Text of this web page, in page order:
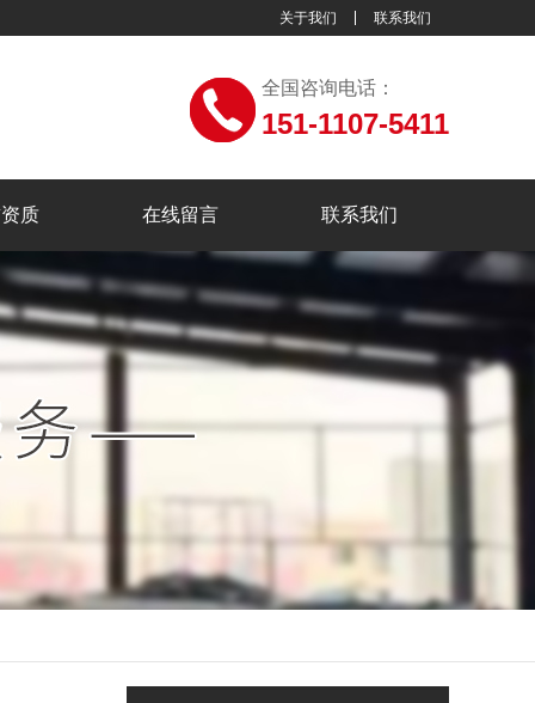
关于我们 联系我们
全国咨询电话：
151-1107-5411
质 在线留言 联系我们